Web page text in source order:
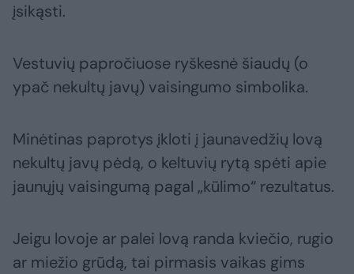
įsikąsti.
Vestuvių papročiuose ryškesnė šiaudų (o
ypač nekultų javų) vaisingumo simbolika.
Minėtinas paprotys įkloti į jaunavedžių lovą
nekultų javų pėdą, o keltuvių rytą spėti apie
jaunųjų vaisingumą pagal „kūlimo“ rezultatus.
Jeigu lovoje ar palei lovą randa kviečio, rugio
ar miežio grūdą, tai pirmasis vaikas gims